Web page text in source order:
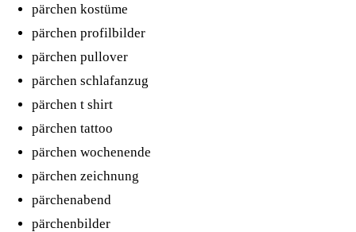
pärchen kostüme
pärchen profilbilder
pärchen pullover
pärchen schlafanzug
pärchen t shirt
pärchen tattoo
pärchen wochenende
pärchen zeichnung
pärchenabend
pärchenbilder